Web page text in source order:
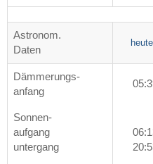
Astronom.
Daten
heute
Dämmerungs-
anfang
Sonnen-
aufgang
untergang